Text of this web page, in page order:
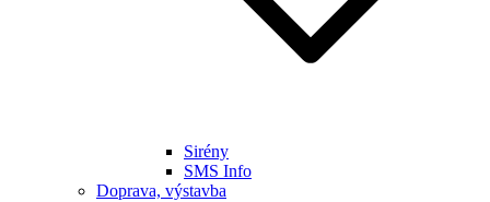
Sirény
SMS Info
Doprava, výstavba